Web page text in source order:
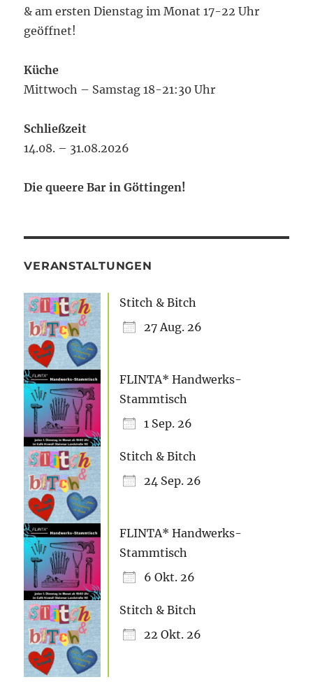
& am ersten Dienstag im Monat 17-22 Uhr
geöffnet!
Küche
Mittwoch – Samstag 18-21:30 Uhr
Schließzeit
14.08. – 31.08.2026
Die queere Bar in Göttingen!
VERANSTALTUNGEN
Stitch & Bitch
27 Aug. 26
FLINTA* Handwerks-
Stammtisch
1 Sep. 26
Stitch & Bitch
24 Sep. 26
FLINTA* Handwerks-
Stammtisch
6 Okt. 26
Stitch & Bitch
22 Okt. 26